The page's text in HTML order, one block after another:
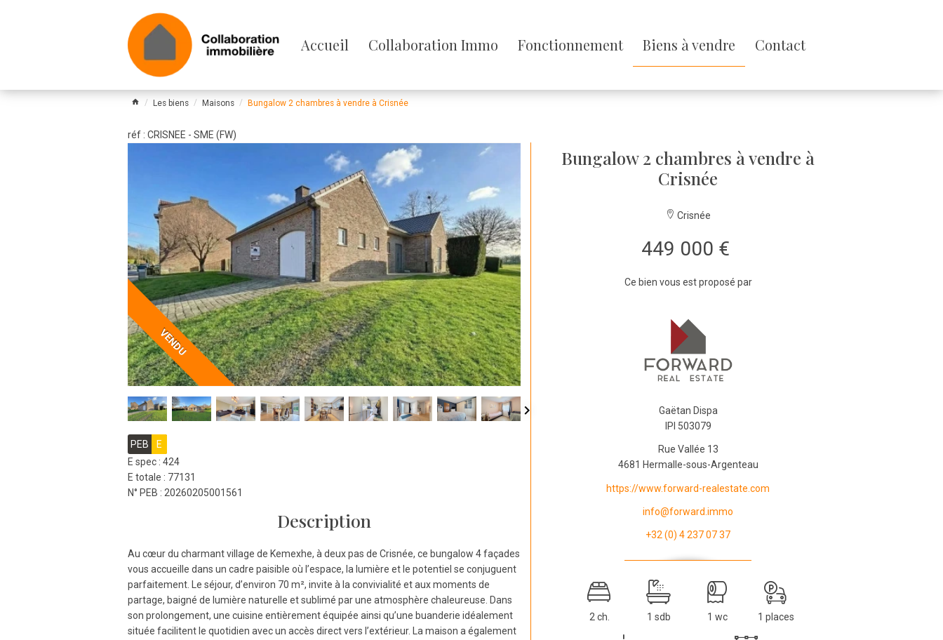
Passer
menu
Accueil Collaboration Immo Fonctionnement Biens à vendre Contact
Les biens Maisons Bungalow 2 chambres à vendre à Crisnée
réf : CRISNEE - SME (FW)
VENDU
PEB
E
E spec : 424
E totale : 77131
N° PEB : 20260205001561
Description
Au cœur du charmant village de Kemexhe, à deux pas de Crisnée, ce bungalow 4 façades
vous accueille dans un cadre paisible où l’espace, la lumière et le potentiel se conjuguent
parfaitement. Le séjour, d’environ 70 m², invite à la convivialité et aux moments de
partage, baigné de lumière naturelle et sublimé par une atmosphère chaleureuse. Dans
son prolongement, une cuisine entièrement équipée ainsi qu’une buanderie idéalement
située facilitent le quotidien avec un accès direct vers l’extérieur. La maison a également
Bungalow 2 chambres à vendre à
Crisnée
Crisnée
449 000 €
Ce bien vous est proposé par
Gaëtan Dispa
IPI 503079
Rue Vallée 13
4681 Hermalle-sous-Argenteau
https://www.forward-realestate.com
info@forward.immo
+32 (0) 4 237 07 37
2 ch. 1 sdb 1 wc 1 places